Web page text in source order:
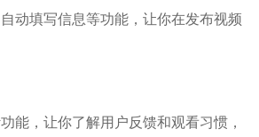
动填写信息等功能，让你在发布视频
能，让你了解用户反馈和观看习惯，